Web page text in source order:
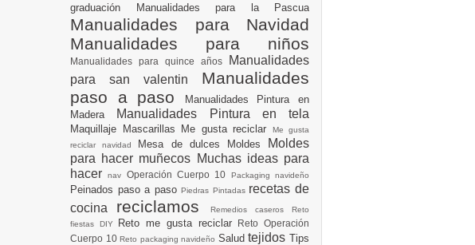
graduación Manualidades para la Pascua
Manualidades para Navidad
Manualidades para niños
Manualidades para quince años
Manualidades
para san valentin Manualidades
paso a paso
Manualidades Pintura en
Madera
Manualidades Pintura en tela
Maquillaje Mascarillas Me gusta reciclar
Me gusta
reciclar navidad Mesa de dulces Moldes
Moldes
para hacer muñecos Muchas ideas para
hacernav Operación Cuerpo 10 Packaging navideño
Peinados paso a pasoPiedras Pintadas recetas de
cocina reciclamos Remedios caseros Reto
fiestas DIY Reto me gusta reciclar
Reto Operación
Cuerpo 10Reto packaging navideño SaludtejidosTips